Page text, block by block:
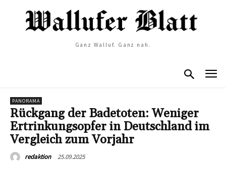
Ganz Walluf. Ganz nah.
PANORAMA
Rückgang der Badetoten: Weniger
Ertrinkungsopfer in Deutschland im
Vergleich zum Vorjahr
redaktion 25.09.2025